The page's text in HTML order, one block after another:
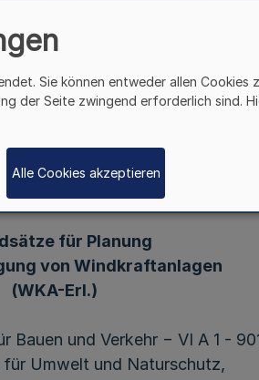
− VII 8 -
v. 21.10.2005
für Planung
von Windkraftanlagen
(WKA-Erl.)
Bauen und Verkehr − VI A 1 -
für Umwelt und Naturschutz,
Sie können entweder allen Cookies
der Seite zwingend erforderlich sind.
Alle Cookies akzeptieren